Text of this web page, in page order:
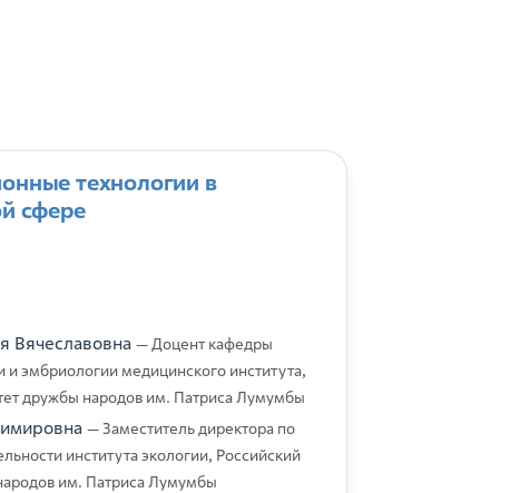
технологии в
сфере
Вячеславовна — Доцент кафедры
и эмбриологии медицинского института,
дружбы народов им. Патриса Лумумбы
— Заместитель директора по
института экологии, Российский
им. Патриса Лумумбы